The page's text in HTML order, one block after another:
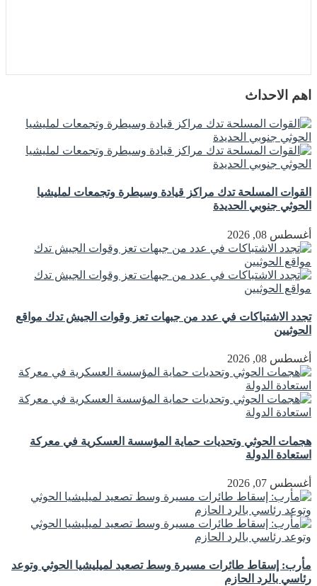
اهم الاحداث
القوات المسلحة تدك مراكز قيادة وسيطرة وتجمعات لمليشيا
الحوثي جنوبي الحديدة
أغسطس 08, 2026
تجدد الاشتباكات في عدد من جبهات تعز وقوات الجيش تدك مواقع
الحوثيين
أغسطس 08, 2026
هجمات الحوثي وتحديات حماية المؤسسة العسكرية في معركة
استعادة الدولة
أغسطس 07, 2026
مأرب: إسقاط طائرات مسيرة وسط تصعيد لميليشيا الحوثي وتوعد
رئاسي بالرد الحازم